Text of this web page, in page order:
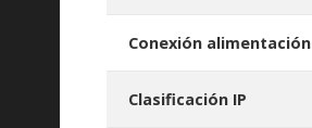
Conexión alimentación
Clasificación IP